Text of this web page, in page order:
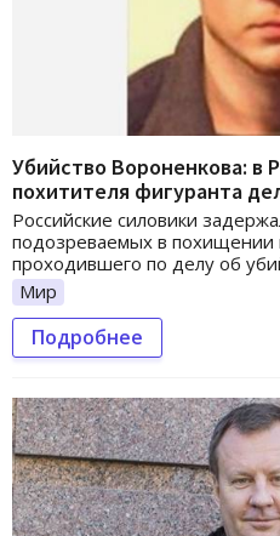
Убийство Вороненкова: в
похитителя фигуранта
Российские силовики
подозреваемых в
проходившего по делу об
Мир
Подробнее